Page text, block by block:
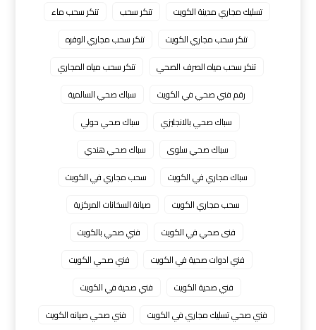
تسليك مجاري مدينة الكويت
تنكر سحب
تنكر سحب ماء
تنكر سحب مجاري الكويت
تنكر سحب مجاري الوفره
تنكر سحب مياه الصرف الصحي
تنكر سحب مياه المجاري
رقم فني صحي في الكويت
سباك صحي السالمية
سباك صحي بالانجليزي
سباك صحي حولي
سباك صحي سلوى
سباك صحي هندي
سباك مجاري في الكويت
سحب مجاري في الكويت
سحب مجاري الكويت
صيانة السخانات المركزية
فنى صحي في الكويت
فني صحي بالكويت
فني ادوات صحية في الكويت
فني صحي الكويت
فني صحية الكويت
فني صحية في الكويت
فني صحي تسليك مجاري في الكويت
فني صحي صيانه الكويت